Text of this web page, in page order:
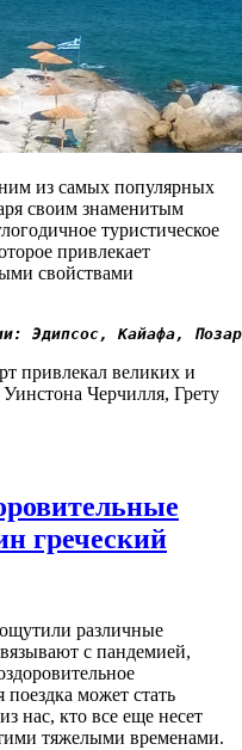
из самых популярных
своим знаменитым
туристическое
привлекает
свойствами
Эдипсос, Кайафа,
привлекал великих и
Черчилля, Грету
греческий
различные
с пандемией,
поездка может стать
нас, кто все еще несет
тяжелыми временами.